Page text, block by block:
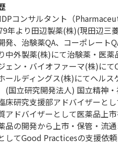
コンサルタント（
年より田辺製薬(株)(現田辺三
発、治験薬QA、コーポレート
中外製薬(株)にて治験薬・医
ェン・バイオファーマ(株)に
ールディングス(株)にてヘル
国立研究開発法人) 国立精神・
床研究支援部アドバイザーと
アドバイザーとして医薬品上市
品の開発から上市・保管・流
してGood Practicesの支援依頼